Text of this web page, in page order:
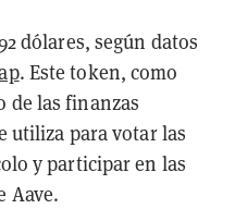
dólares, según datos
. Este token, como
de las finanzas
utiliza para votar las
y participar en las
Aave.